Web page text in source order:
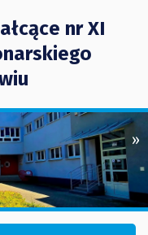
nr XI
»